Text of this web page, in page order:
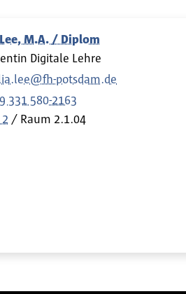
M.A. / Diplom
Digitale Lehre
potsdam.de
331 580-2163
Raum 2.1.04